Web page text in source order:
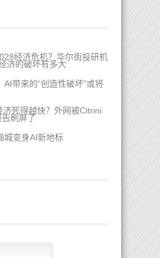
经济危机？华尔街投研机
济的破坏有多大
AI带来的“创造性破坏”或将
济死得越快？外网被Citrini
刷屏了
城变身AI新地标